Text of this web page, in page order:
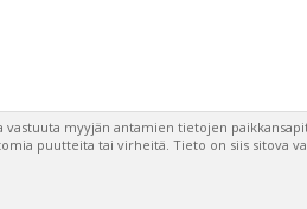
vastuuta myyjän antamien tietojen
puutteita tai virheitä. Tieto on siis sitova